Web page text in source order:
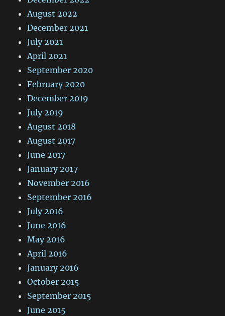
August 2022
December 2021
July 2021
April 2021
September 2020
February 2020
December 2019
July 2019
August 2018
August 2017
June 2017
January 2017
November 2016
September 2016
July 2016
June 2016
May 2016
April 2016
January 2016
October 2015
September 2015
June 2015